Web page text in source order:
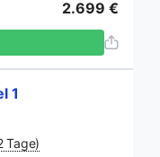
2.699 €
1
Tage)